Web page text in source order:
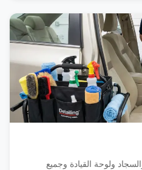
ولوحة القيادة وجميع